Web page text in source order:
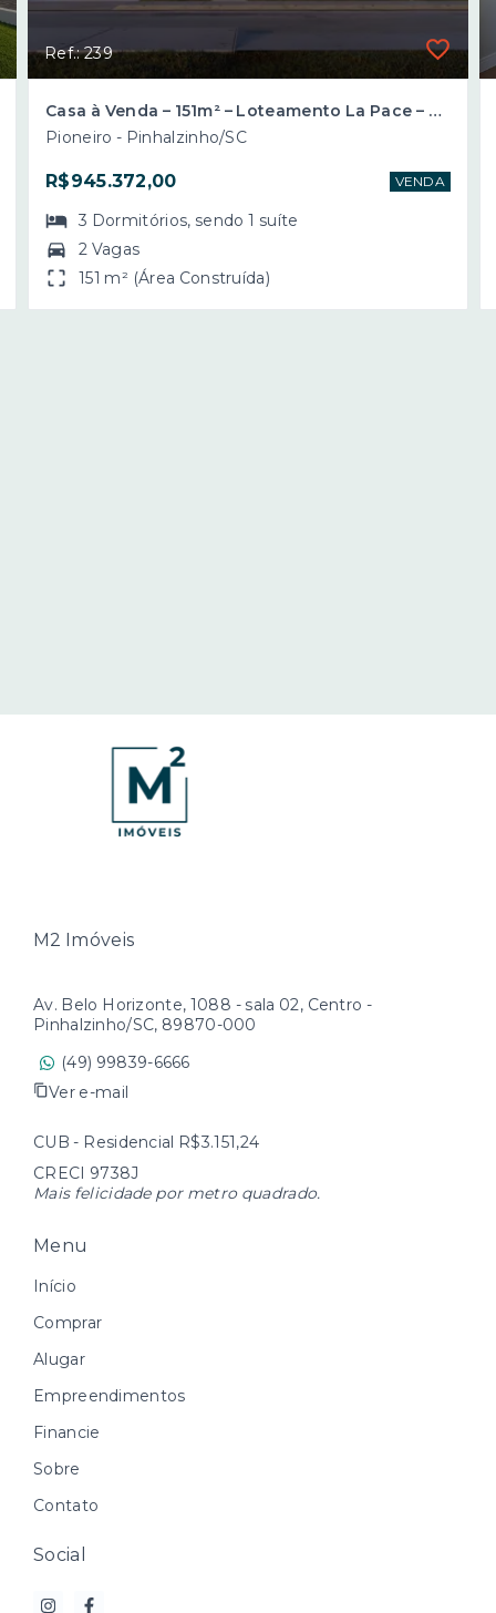
Ref.: 239
Casa à Venda – 151m² – Loteamento La Pace – Bairro Pioneiro – Pinhalzinho/SC
Pioneiro - Pinhalzinho/SC
R$945.372,00 VENDA
3 Dormitórios, sendo1 suíte
2 Vagas
151 m² (Área Construída)
M2 Imóveis
Av. Belo Horizonte, 1088 - sala 02, Centro -
Pinhalzinho/SC, 89870-000
(49) 99839-6666
Ver e-mail
CUB - Residencial R$3.151,24
CRECI 9738J
Mais felicidade por metro quadrado.
Menu
Início
Comprar
Alugar
Empreendimentos
Financie
Sobre
Contato
Social